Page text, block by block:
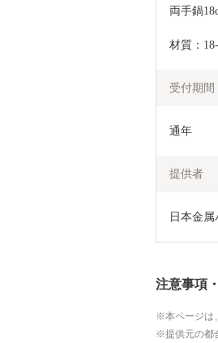
両手鍋
材質：
受付期間
通年
提供者
日本金
注意事項
本ページは
提供元の都